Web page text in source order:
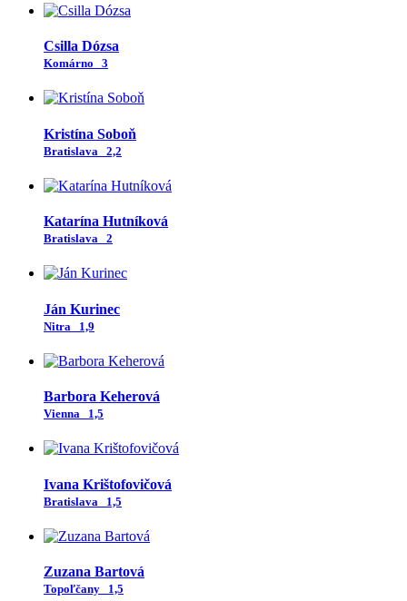
Csilla Dózsa
Komárno 3
Kristína Soboň
Bratislava 2,2
Katarína Hutníková
Bratislava 2
Ján Kurinec
Nitra 1,9
Barbora Keherová
Vienna 1,5
Ivana Krištofovičová
Bratislava 1,5
Zuzana Bartová
Topoľčany 1,5